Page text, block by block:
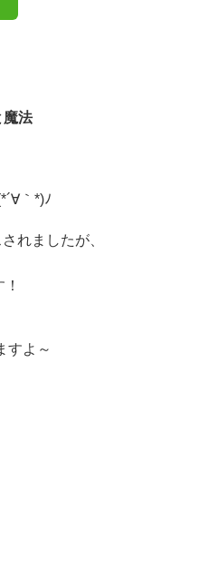
魔法
｀*)ﾉ
れましたが、
すよ～